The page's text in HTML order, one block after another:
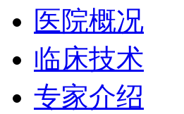
医院概况
临床技术
专家介绍